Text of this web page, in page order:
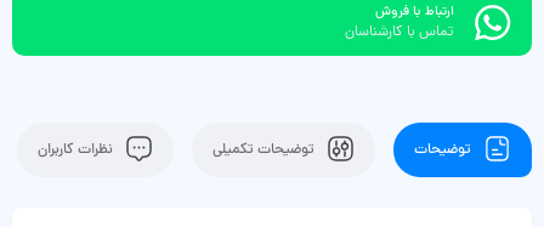
ارتباط با فروش
تماس با کارشناسان
توضیحات توضیحات تکمیلی نظرات کاربران